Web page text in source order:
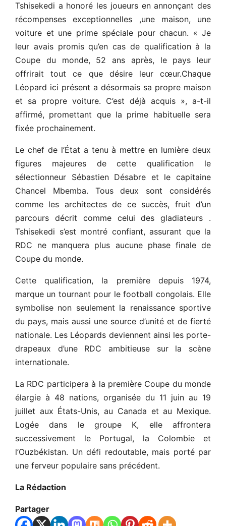
Tshisekedi a honoré les joueurs en annonçant des
récompenses exceptionnelles ,une maison, une
voiture et une prime spéciale pour chacun. « Je
leur avais promis qu’en cas de qualification à la
Coupe du monde, 52 ans après, le pays leur
offrirait tout ce que désire leur cœur.Chaque
Léopard ici présent a désormais sa propre maison
et sa propre voiture. C’est déjà acquis », a-t-il
affirmé, promettant que la prime habituelle sera
fixée prochainement.
Le chef de l’État a tenu à mettre en lumière deux
figures majeures de cette qualification le
sélectionneur Sébastien Désabre et le capitaine
Chancel Mbemba. Tous deux sont considérés
comme les architectes de ce succès, fruit d’un
parcours décrit comme celui des gladiateurs .
Tshisekedi s’est montré confiant, assurant que la
RDC ne manquera plus aucune phase finale de
Coupe du monde.
Cette qualification, la première depuis 1974,
marque un tournant pour le football congolais. Elle
symbolise non seulement la renaissance sportive
du pays, mais aussi une source d’unité et de fierté
nationale. Les Léopards deviennent ainsi les porte-
drapeaux d’une RDC ambitieuse sur la scène
internationale.
La RDC participera à la première Coupe du monde
élargie à 48 nations, organisée du 11 juin au 19
juillet aux États-Unis, au Canada et au Mexique.
Logée dans le groupe K, elle affrontera
successivement le Portugal, la Colombie et
l’Ouzbékistan. Un défi redoutable, mais porté par
une ferveur populaire sans précédent.
La Rédaction
Partager